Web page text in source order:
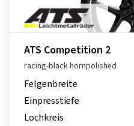
ATS Competition 2
racing-black hornpolished
Felgenbreite
Einpresstiefe
Lochkreis